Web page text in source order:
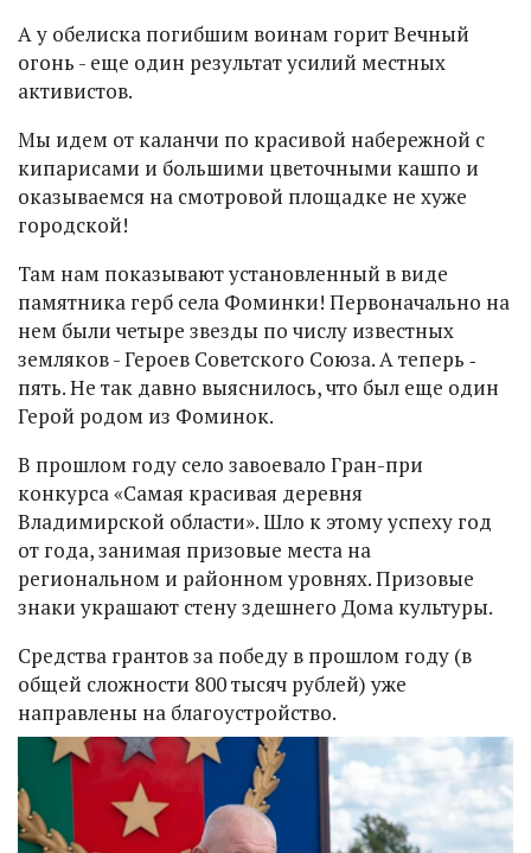
А у обелиска погибшим воинам горит Вечный
огонь - еще один результат усилий местных
активистов.
Мы идем от каланчи по красивой набережной с
кипарисами и большими цветочными кашпо и
оказываемся на смотровой площадке не хуже
городской!
Там нам показывают установленный в виде
памятника герб села Фоминки! Первоначально на
нем были четыре звезды по числу известных
земляков - Героев Советского Союза. А теперь ‑
пять. Не так давно выяснилось, что был еще один
Герой родом из Фоминок.
В прошлом году село завоевало Гран-при
конкурса «Самая красивая деревня
Владимирской области». Шло к этому успеху год
от года, занимая призовые места на
региональном и районном уровнях. Призовые
знаки украшают стену здешнего Дома культуры.
Средства грантов за победу в прошлом году (в
общей сложности 800 тысяч рублей) уже
направлены на благоустройство.